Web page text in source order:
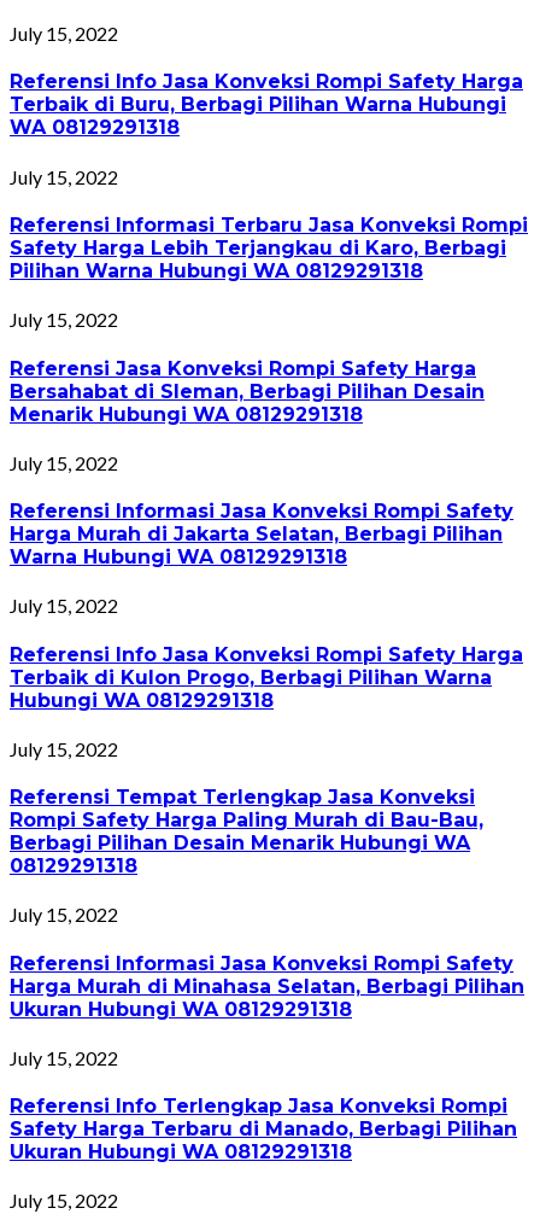
July 15, 2022
Referensi Info Jasa Konveksi Rompi Safety Harga
Terbaik di Buru, Berbagi Pilihan Warna Hubungi
WA 08129291318
July 15, 2022
Referensi Informasi Terbaru Jasa Konveksi Rompi
Safety Harga Lebih Terjangkau di Karo, Berbagi
Pilihan Warna Hubungi WA 08129291318
July 15, 2022
Referensi Jasa Konveksi Rompi Safety Harga
Bersahabat di Sleman, Berbagi Pilihan Desain
Menarik Hubungi WA 08129291318
July 15, 2022
Referensi Informasi Jasa Konveksi Rompi Safety
Harga Murah di Jakarta Selatan, Berbagi Pilihan
Warna Hubungi WA 08129291318
July 15, 2022
Referensi Info Jasa Konveksi Rompi Safety Harga
Terbaik di Kulon Progo, Berbagi Pilihan Warna
Hubungi WA 08129291318
July 15, 2022
Referensi Tempat Terlengkap Jasa Konveksi
Rompi Safety Harga Paling Murah di Bau-Bau,
Berbagi Pilihan Desain Menarik Hubungi WA
08129291318
July 15, 2022
Referensi Informasi Jasa Konveksi Rompi Safety
Harga Murah di Minahasa Selatan, Berbagi Pilihan
Ukuran Hubungi WA 08129291318
July 15, 2022
Referensi Info Terlengkap Jasa Konveksi Rompi
Safety Harga Terbaru di Manado, Berbagi Pilihan
Ukuran Hubungi WA 08129291318
July 15, 2022